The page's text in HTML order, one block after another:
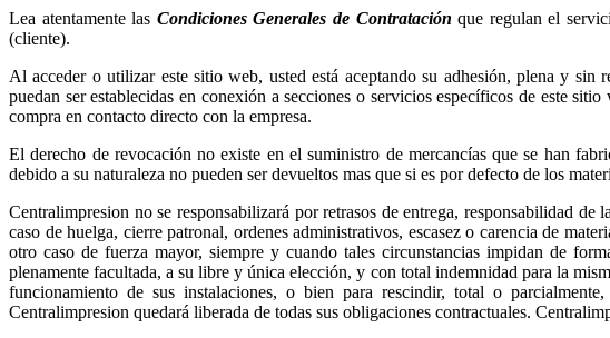
Lea atentamente las Condiciones Generales de Contratación que regulan el
(cliente).
Al acceder o utilizar este sitio web, usted está aceptando su adhesión, plena y sin
puedan ser establecidas en conexión a secciones o servicios específicos de este
compra en contacto directo con la empresa.
El derecho de revocación no existe en el suministro de mercancías que se han
debido a su naturaleza no pueden ser devueltos mas que si es por defecto de los
Centralimpresion no se responsabilizará por retrasos de entrega, responsabilidad
caso de huelga, cierre patronal, ordenes administrativos, escasez o carencia de
otro caso de fuerza mayor, siempre y cuando tales circunstancias impidan de
plenamente facultada, a su libre y única elección, y con total indemnidad para la
funcionamiento de sus instalaciones, o bien para rescindir, total o
Centralimpresion quedará liberada de todas sus obligaciones contractuales.